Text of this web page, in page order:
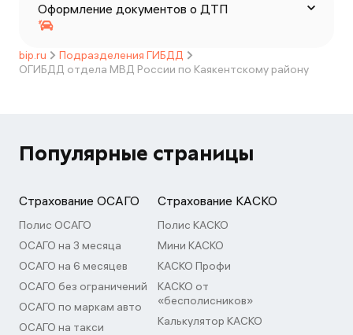
Оформление документов о ДТП
bip.ru
Подразделения ГИБДД
ОГИБДД отдела МВД России по Каякентскому району
Популярные страницы
Страхование ОСАГО
Полис ОСАГО
ОСАГО на 3 месяца
ОСАГО на 6 месяцев
ОСАГО без ограничений
ОСАГО по маркам авто
ОСАГО на такси
Страхование КАСКО
Полис КАСКО
Мини КАСКО
КАСКО Профи
КАСКО от
«бесполисников»
Калькулятор КАСКО